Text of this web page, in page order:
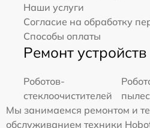
Наши услуги
Согласие на обработку
Способы оплаты
Ремонт устройств
Роботов-
стеклоочистителей
Мы занимаемся ремонтом и
обслуживанием техники